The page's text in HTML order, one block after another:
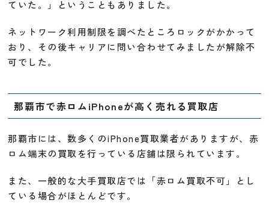
ていた。」ということもありました。
ネットワーク利用制限を調べたところロックがかかって
おり、その後キャリアに問い合わせてみましたが解除不
可でした。
那覇市で赤ロムiPhoneが高く売れる買取店
那覇市には、数多くのiPhone買取業者がありますが、赤
ロム端末の買取を行っている店舗は限られています。
また、一般的な大手買取店では「赤ロム買取不可」とし
ている場合がほとんどです。